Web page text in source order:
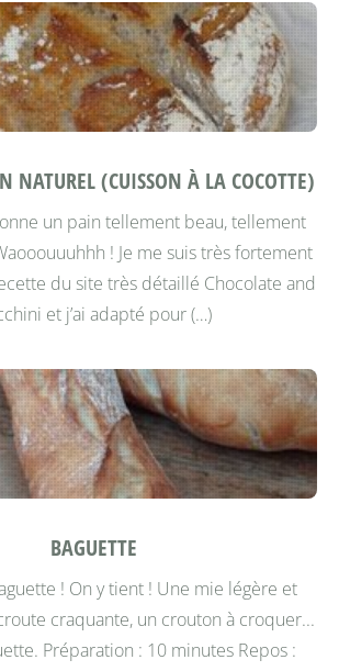
NATUREL (CUISSON À LA COCOTTE)
un pain tellement beau, tellement
! Je me suis très fortement
du site très détaillé Chocolate and
et j’ai adapté pour (…)
BAGUETTE
! On y tient ! Une mie légère et
craquante, un crouton à croquer...
Préparation : 10 minutes Repos :